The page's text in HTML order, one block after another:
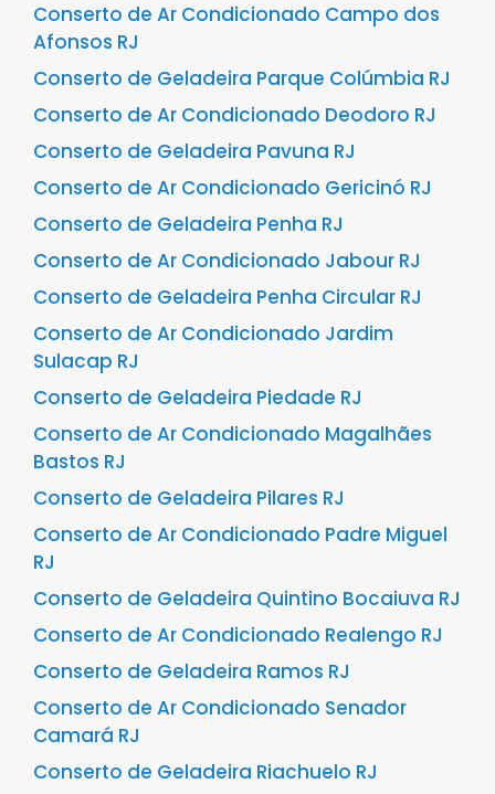
Conserto de Ar Condicionado Campo dos
Afonsos RJ
Conserto de Geladeira Parque Colúmbia RJ
Conserto de Ar Condicionado Deodoro RJ
Conserto de Geladeira Pavuna RJ
Conserto de Ar Condicionado Gericinó RJ
Conserto de Geladeira Penha RJ
Conserto de Ar Condicionado Jabour RJ
Conserto de Geladeira Penha Circular RJ
Conserto de Ar Condicionado Jardim
Sulacap RJ
Conserto de Geladeira Piedade RJ
Conserto de Ar Condicionado Magalhães
Bastos RJ
Conserto de Geladeira Pilares RJ
Conserto de Ar Condicionado Padre Miguel
RJ
Conserto de Geladeira Quintino Bocaiuva RJ
Conserto de Ar Condicionado Realengo RJ
Conserto de Geladeira Ramos RJ
Conserto de Ar Condicionado Senador
Camará RJ
Conserto de Geladeira Riachuelo RJ